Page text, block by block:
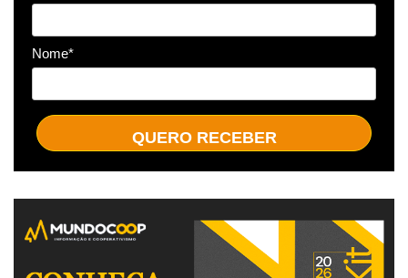
Nome*
QUERO RECEBER